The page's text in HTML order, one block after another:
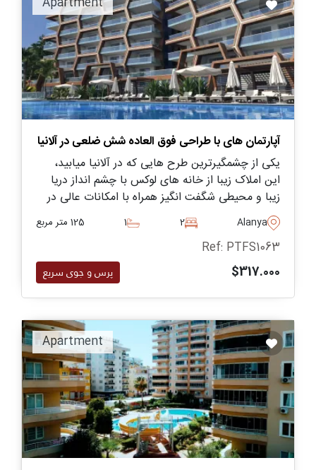
آپارتمان های با طراحی فوق العاده شش ضلعی در آلانیا
یکی از چشمگیرترین طرح هایی که در آلانیا میابید،
این املاک زیبا از خانه های لوکس با چشم انداز دریا
زیبا و محیطی شگفت انگیز همراه با امکانات عالی در
محل از جمله استخرهای داخلی و خارجی و همچنین
سونا، حمام ترکی، سالن ورزشی و موارد دیگر بیشتر.
Alanya
2
1 125 متر مربع
Ref: PTFS1063
$317.000 پرس و جوی سریع
Apartment